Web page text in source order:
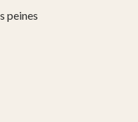
peines